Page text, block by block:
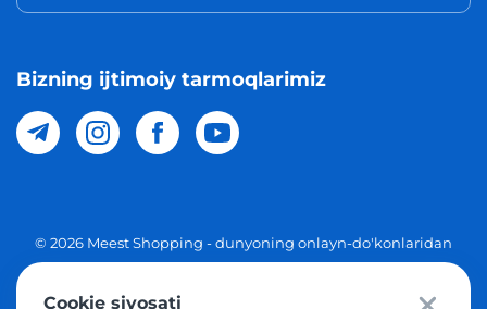
Bizning ijtimoiy tarmoqlarimiz
© 2026 Meest Shopping - dunyoning onlayn-do'konlaridan
Cookie siyosati